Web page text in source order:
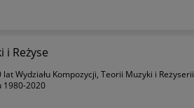
i Reżyse
lat Wydziału Kompozycji, Teorii Muzyki i Reżyserii
1980-2020